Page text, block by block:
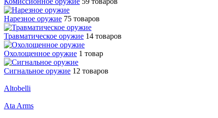
Нарезное оружие 75 товаров
Травматическое оружие 14 товаров
Охолощенное оружие 1 товар
Сигнальное оружие 12 товаров
Altobelli
Ata Arms